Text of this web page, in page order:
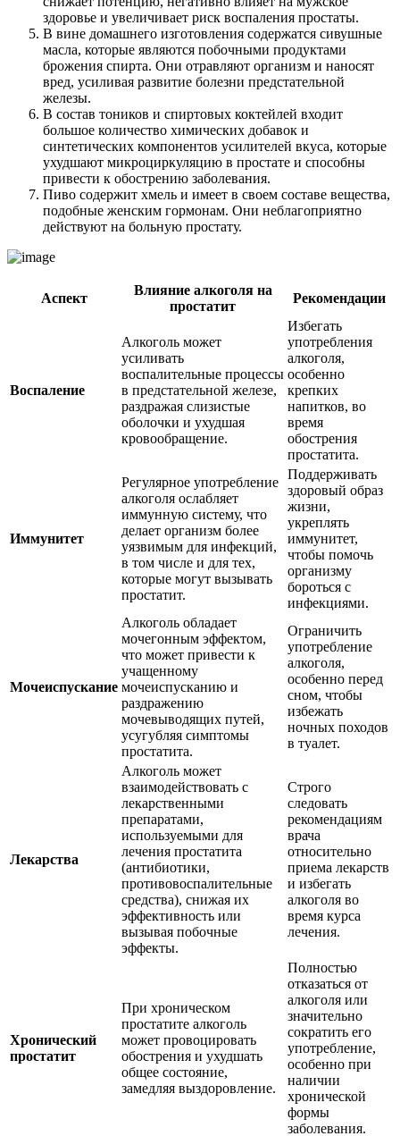
здоровье и увеличивает риск воспаления простаты.
В вине домашнего изготовления содержатся сивушные
масла, которые являются побочными продуктами
брожения спирта. Они отравляют организм и наносят
вред, усиливая развитие болезни предстательной
железы.
В состав тоников и спиртовых коктейлей входит
большое количество химических добавок и
синтетических компонентов усилителей вкуса, которые
ухудшают микроциркуляцию в простате и способны
привести к обострению заболевания.
Пиво содержит хмель и имеет в своем составе вещества,
подобные женским гормонам. Они неблагоприятно
действуют на больную простату.
Аспект
Влияние алкоголя на
простатит
Рекомендации
Воспаление
Алкоголь может
усиливать
воспалительные процессы
в предстательной железе,
раздражая слизистые
оболочки и ухудшая
кровообращение.
Избегать
употребления
алкоголя,
особенно
крепких
напитков, во
время
обострения
простатита.
Иммунитет
Регулярное употребление
алкоголя ослабляет
иммунную систему, что
делает организм более
уязвимым для инфекций,
в том числе и для тех,
которые могут вызывать
простатит.
Поддерживать
здоровый образ
жизни,
укреплять
иммунитет,
чтобы помочь
организму
бороться с
инфекциями.
Мочеиспускание
Алкоголь обладает
мочегонным эффектом,
что может привести к
учащенному
мочеиспусканию и
раздражению
мочевыводящих путей,
усугубляя симптомы
простатита.
Ограничить
употребление
алкоголя,
особенно перед
сном, чтобы
избежать
ночных походов
в туалет.
Лекарства
Алкоголь может
взаимодействовать с
лекарственными
препаратами,
используемыми для
лечения простатита
(антибиотики,
противовоспалительные
средства), снижая их
эффективность или
вызывая побочные
эффекты.
Строго
следовать
рекомендациям
врача
относительно
приема лекарств
и избегать
алкоголя во
время курса
лечения.
Хронический
простатит
При хроническом
простатите алкоголь
может провоцировать
обострения и ухудшать
общее состояние,
замедляя выздоровление.
Полностью
отказаться от
алкоголя или
значительно
сократить его
употребление,
особенно при
наличии
хронической
формы
заболевания.